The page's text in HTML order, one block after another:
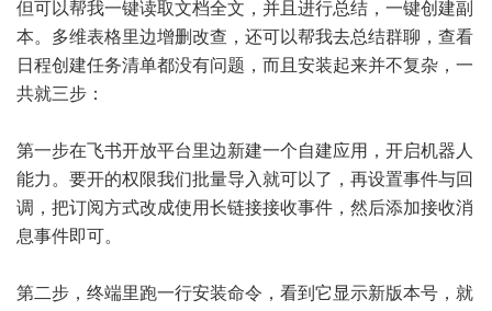
但可以帮我一键读取文档全文，并且进行总结，一键创建副
本。多维表格里边增删改查，还可以帮我去总结群聊，查看
日程创建任务清单都没有问题，而且安装起来并不复杂，一
共就三步：
第一步在飞书开放平台里边新建一个自建应用，开启机器人
能力。要开的权限我们批量导入就可以了，再设置事件与回
调，把订阅方式改成使用长链接接收事件，然后添加接收消
息事件即可。
第二步，终端里跑一行安装命令，看到它显示新版本号，就